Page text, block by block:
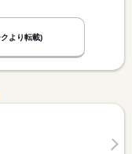
より転載)